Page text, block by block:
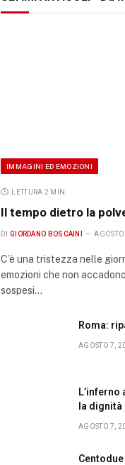
IMMAGINI ED EMOZIONI
LETTURA 2 MIN.
Il tempo dietro la
DI GIORDANO BOSCAINI
C’è una tristezza nelle
emozioni che non
sospesi…
Roma:
AGOSTO 7,
la
AGOSTO 7,